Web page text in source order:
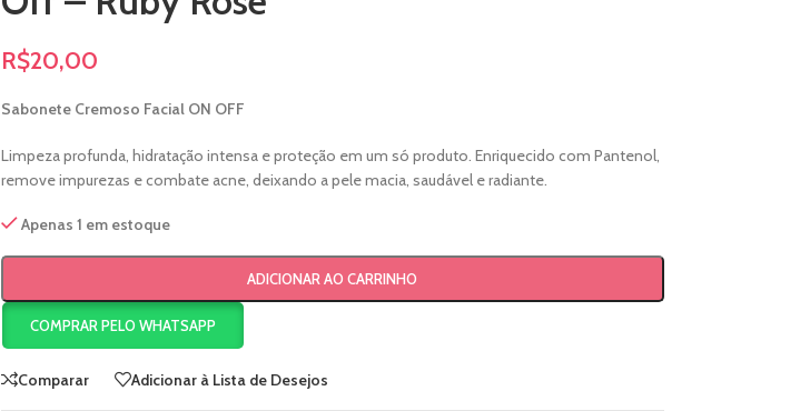
R$20,00
Sabonete Cremoso Facial ON OFF
Limpeza profunda, hidratação intensa e proteção em um só produto. Enriquecido com Pantenol,
remove impurezas e combate acne, deixando a pele macia, saudável e radiante.
Apenas 1 em estoque
ADICIONAR AO CARRINHO
COMPRAR PELO WHATSAPP
Comparar Adicionar à Lista de Desejos